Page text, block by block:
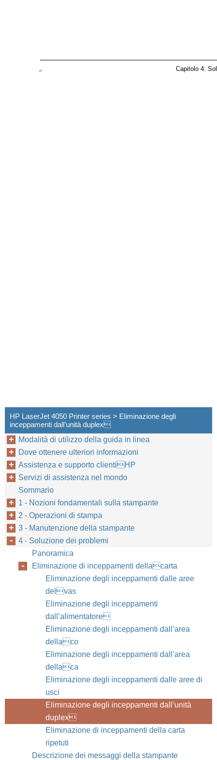
IT Capitolo 4:
102 Capitolo 4: Soluzione dei problemi
HP LaserJet 4050 Printer series > Eliminazione degli
inceppamenti dall’unità duplex
Modalità di utilizzo della guida in linea
Dove ottenere ulteriori informazioni
Assistenza e supporto clientiHP
Servizi di assistenza nel mondo
Sommario
1 - Nozioni fondamentali sulla stampante
2 - Operazioni di stampa
3 - Manutenzione della stampante
4 - Soluzione dei problemi
Panoramica
Eliminazione di inceppamenti dellacarta
Eliminazione degli inceppamenti dalle aree
delvas
Eliminazione degli inceppamenti
dall’alimentatore
Eliminazione degli inceppamenti dall’area
dellaco
Eliminazione degli inceppamenti dall’area
dellaca
Eliminazione degli inceppamenti dalle aree di
usci
Eliminazione degli inceppamenti dall’unità
duplex
Eliminazione di inceppamenti della carta
ripetuti
Descrizione dei messaggi della stampante